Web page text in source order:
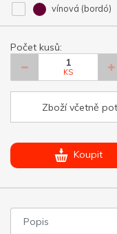
vínová (bordó)
Počet kusů:
KS
Zboží včetně
Koupit
Popis